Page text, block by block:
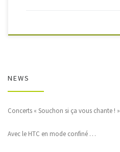
NEWS
Concerts « Souchon si ça vous chante ! »
Avec le HTC en mode confiné …